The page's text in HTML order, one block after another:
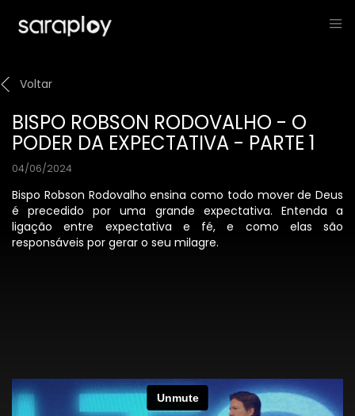
Voltar
BISPO ROBSON RODOVALHO - O
PODER DA EXPECTATIVA - PARTE 1
04/06/2024
Bispo Robson Rodovalho ensina como todo mover de Deus
é precedido por uma grande expectativa. Entenda a
ligação entre expectativa e fé, e como elas são
responsáveis por gerar o seu milagre.